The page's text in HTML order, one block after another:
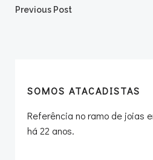
Post
Previous Post
SOMOS ATACADISTAS
Referência no ramo de joias
há 22 anos.